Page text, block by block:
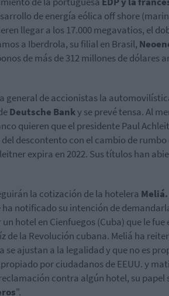
de energía eólica off shore
llegar a los 17.000 megavatios, el
a Iberdrola, su filial en Brasil,
de más de 312 millones de dólares
general de accionistas la
Deutsche Banky se prevé tensa. Al
quieren que el presidente Paul
descontento con el cambio de rumbo
expira en 2022. Sus títulos han
la cotización de la hotelera Meliá.
notificado su intención de
un hotel en Cienfuegos (Cuba) que le
de la Revolución cubana. Meliá ha
se ajustan a la legalidad y que no es
por ciudadanos de EEUU. y
contra algún hotel, su papel
".